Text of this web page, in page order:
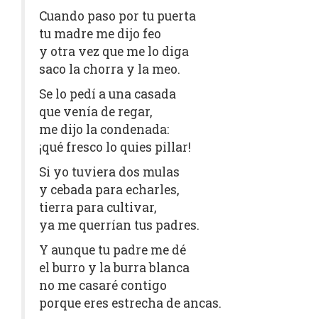
Cuando paso por tu puerta
tu madre me dijo feo
y otra vez que me lo diga
saco la chorra y la meo.
Se lo pedí a una casada
que venía de regar,
me dijo la condenada:
¡qué fresco lo quies pillar!
Si yo tuviera dos mulas
y cebada para echarles,
tierra para cultivar,
ya me querrían tus padres.
Y aunque tu padre me dé
el burro y la burra blanca
no me casaré contigo
porque eres estrecha de ancas.